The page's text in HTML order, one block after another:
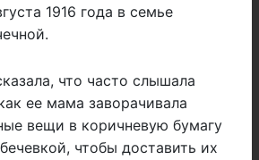
1916 года в семье
что часто слышала
ее мама заворачивала
вещи в коричневую бумагу
чтобы доставить их